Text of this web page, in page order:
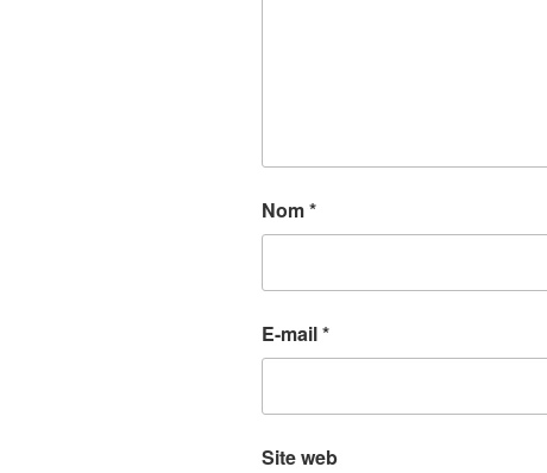
Nom*
E-mail*
Site web